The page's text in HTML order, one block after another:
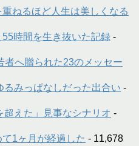
ねるほど人生は美しくなる
時間を生き抜いた記録 -
者へ贈られた23のメッセー
みっぱなしだった出合い -
えた」見事なシナリオ -
て1ヶ月が経過した - 11,678